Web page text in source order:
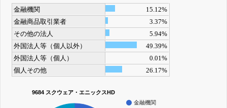
金融機関
15.12%
金融商品取引業者
3.37%
その他の法人
5.94%
外国法人等（個人以外）
49.39%
外国法人等（個人）
0.01%
個人その他
26.17%
9684 スクウェア・エニックスHD
金融機関